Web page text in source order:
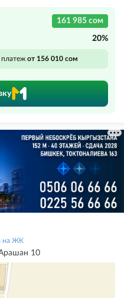
161 985 сом
20%
от 156 010 сом
на ЖК
10